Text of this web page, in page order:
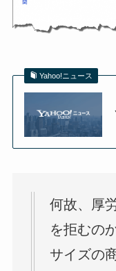
Yahoo!ニュース
何故、厚
を拒むの
サイズの